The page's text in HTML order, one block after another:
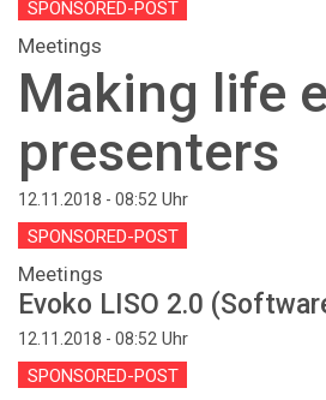
SPONSORED-POST
Meetings
Making life
presenters
12.11.2018 - 08:52 Uhr
SPONSORED-POST
Meetings
Evoko LISO 2.0
12.11.2018 - 08:52 Uhr
SPONSORED-POST